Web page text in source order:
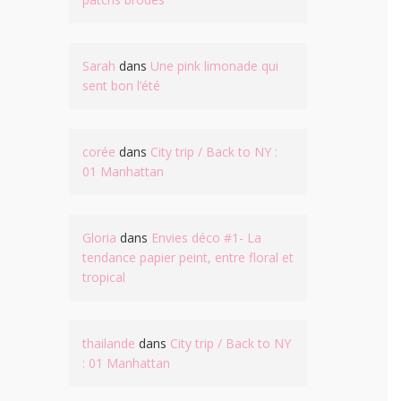
Sarah dans Une pink limonade qui
sent bon l’été
corée dans City trip / Back to NY :
01 Manhattan
Gloria dans Envies déco #1- La
tendance papier peint, entre floral et
tropical
thailande dans City trip / Back to NY
: 01 Manhattan